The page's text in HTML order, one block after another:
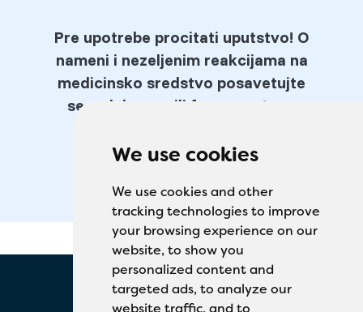
We use cookies
We use cookies and other
tracking technologies to improve
your browsing experience on our
website, to show you
personalized content and
targeted ads, to analyze our
website traffic, and to
Pre upotrebe procitati uputstvo! O
nameni i nezeljenim reakcijama na
medicinsko sredstvo posavetujte
se sa lekarom ili farmaceutom.